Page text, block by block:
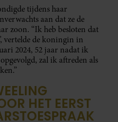
tijdens haar
aan dat ze de
zoon. “Ik heb besloten dat
vertelde de koningin in
2024, 52 jaar nadat ik
zal ik aftreden als
HET EERST